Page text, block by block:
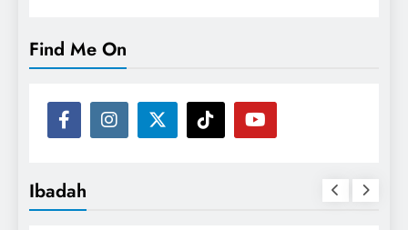
Find Me On
Ibadah